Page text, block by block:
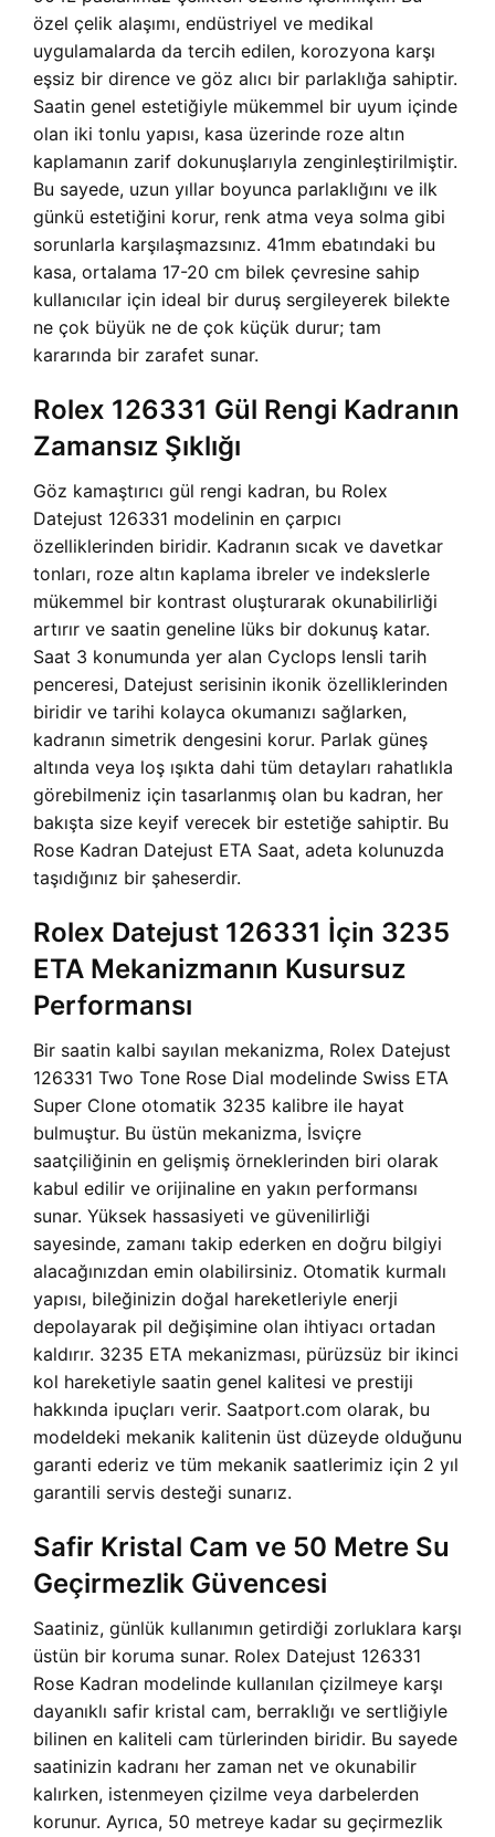
özel çelik alaşımı, endüstriyel ve medikal
uygulamalarda da tercih edilen, korozyona karşı
eşsiz bir dirence ve göz alıcı bir parlaklığa sahiptir.
Saatin genel estetiğiyle mükemmel bir uyum içinde
olan iki tonlu yapısı, kasa üzerinde roze altın
kaplamanın zarif dokunuşlarıyla zenginleştirilmiştir.
Bu sayede, uzun yıllar boyunca parlaklığını ve ilk
günkü estetiğini korur, renk atma veya solma gibi
sorunlarla karşılaşmazsınız. 41mm ebatındaki bu
kasa, ortalama 17-20 cm bilek çevresine sahip
kullanıcılar için ideal bir duruş sergileyerek bilekte
ne çok büyük ne de çok küçük durur; tam
kararında bir zarafet sunar.
Rolex 126331 Gül Rengi Kadranın
Zamansız Şıklığı
Göz kamaştırıcı gül rengi kadran, bu Rolex
Datejust 126331 modelinin en çarpıcı
özelliklerinden biridir. Kadranın sıcak ve davetkar
tonları, roze altın kaplama ibreler ve indekslerle
mükemmel bir kontrast oluşturarak okunabilirliği
artırır ve saatin geneline lüks bir dokunuş katar.
Saat 3 konumunda yer alan Cyclops lensli tarih
penceresi, Datejust serisinin ikonik özelliklerinden
biridir ve tarihi kolayca okumanızı sağlarken,
kadranın simetrik dengesini korur. Parlak güneş
altında veya loş ışıkta dahi tüm detayları rahatlıkla
görebilmeniz için tasarlanmış olan bu kadran, her
bakışta size keyif verecek bir estetiğe sahiptir. Bu
Rose Kadran Datejust ETA Saat, adeta kolunuzda
taşıdığınız bir şaheserdir.
Rolex Datejust 126331 İçin 3235
ETA Mekanizmanın Kusursuz
Performansı
Bir saatin kalbi sayılan mekanizma, Rolex Datejust
126331 Two Tone Rose Dial modelinde Swiss ETA
Super Clone otomatik 3235 kalibre ile hayat
bulmuştur. Bu üstün mekanizma, İsviçre
saatçiliğinin en gelişmiş örneklerinden biri olarak
kabul edilir ve orijinaline en yakın performansı
sunar. Yüksek hassasiyeti ve güvenilirliği
sayesinde, zamanı takip ederken en doğru bilgiyi
alacağınızdan emin olabilirsiniz. Otomatik kurmalı
yapısı, bileğinizin doğal hareketleriyle enerji
depolayarak pil değişimine olan ihtiyacı ortadan
kaldırır. 3235 ETA mekanizması, pürüzsüz bir ikinci
kol hareketiyle saatin genel kalitesi ve prestiji
hakkında ipuçları verir. Saatport.com olarak, bu
modeldeki mekanik kalitenin üst düzeyde olduğunu
garanti ederiz ve tüm mekanik saatlerimiz için 2 yıl
garantili servis desteği sunarız.
Safir Kristal Cam ve 50 Metre Su
Geçirmezlik Güvencesi
Saatiniz, günlük kullanımın getirdiği zorluklara karşı
üstün bir koruma sunar. Rolex Datejust 126331
Rose Kadran modelinde kullanılan çizilmeye karşı
dayanıklı safir kristal cam, berraklığı ve sertliğiyle
bilinen en kaliteli cam türlerinden biridir. Bu sayede
saatinizin kadranı her zaman net ve okunabilir
kalırken, istenmeyen çizilme veya darbelerden
korunur. Ayrıca, 50 metreye kadar su geçirmezlik